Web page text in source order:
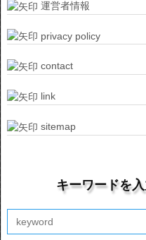
運営者情報
privacy policy
contact
link
sitemap
キーワードを
Search
for: